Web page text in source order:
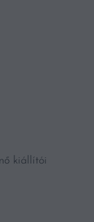
kiállítói